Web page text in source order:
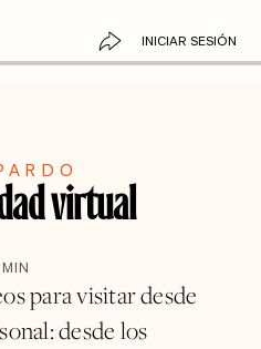
INICIAR SESIÓN
virtual
MIN
para visitar desde
desde los